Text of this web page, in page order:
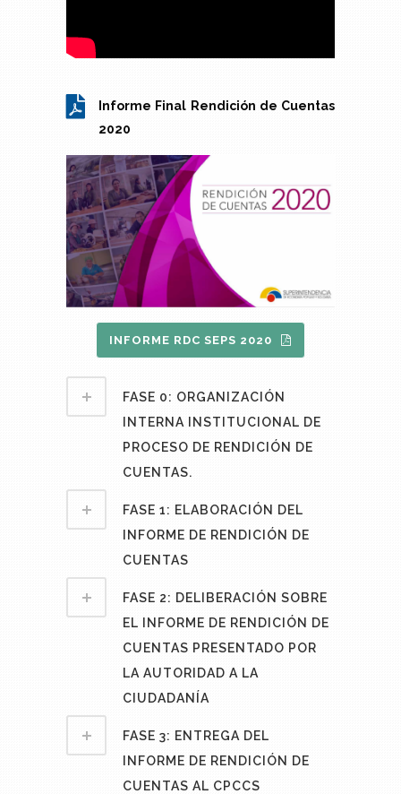
Informe Final Rendición de Cuentas
2020
INFORME RDC SEPS 2020
FASE 0: ORGANIZACIÓN
INTERNA INSTITUCIONAL DE
PROCESO DE RENDICIÓN DE
CUENTAS.
FASE 1: ELABORACIÓN DEL
INFORME DE RENDICIÓN DE
CUENTAS
FASE 2: DELIBERACIÓN SOBRE
EL INFORME DE RENDICIÓN DE
CUENTAS PRESENTADO POR
LA AUTORIDAD A LA
CIUDADANÍA
FASE 3: ENTREGA DEL
INFORME DE RENDICIÓN DE
CUENTAS AL CPCCS